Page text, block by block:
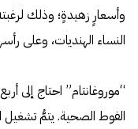
وأسعارٍ زهيدةٍ؛ وذلك
النساء الهنديات، وعلى
“موروغانتام” احتاج إلى
الفوط الصحية. يتمُّ تشغيل